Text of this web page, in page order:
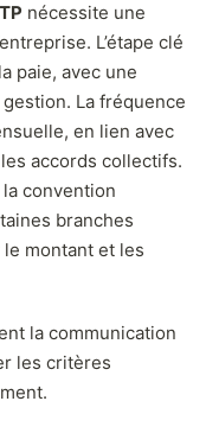
nécessite une
L’étape clé
paie, avec une
La fréquence
en lien avec
accords collectifs.
convention
branches
montant et les
la communication
les critères